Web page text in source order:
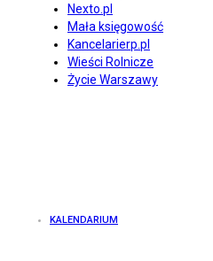
Nexto.pl
Mała księgowość
Kancelarierp.pl
Wieści Rolnicze
Życie Warszawy
KALENDARIUM